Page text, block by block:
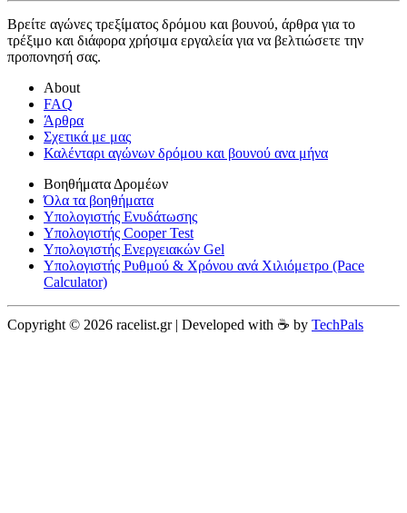
Βρείτε αγώνες τρεξίματος δρόμου και βουνού, άρθρα για το
τρέξιμο και διάφορα χρήσιμα εργαλεία για να βελτιώσετε την
προπονησή σας.
About
FAQ
Άρθρα
Σχετικά με μας
Καλένταρι αγώνων δρόμου και βουνού ανα μήνα
Βοηθήματα Δρομέων
Όλα τα βοηθήματα
Υπολογιστής Ενυδάτωσης
Υπολογιστής Cooper Test
Υπολογιστής Ενεργειακών Gel
Υπολογιστής Ρυθμού & Χρόνου ανά Χιλιόμετρο (Pace
Calculator)
Copyright © 2026 racelist.gr | Developed with ☕️ by TechPals